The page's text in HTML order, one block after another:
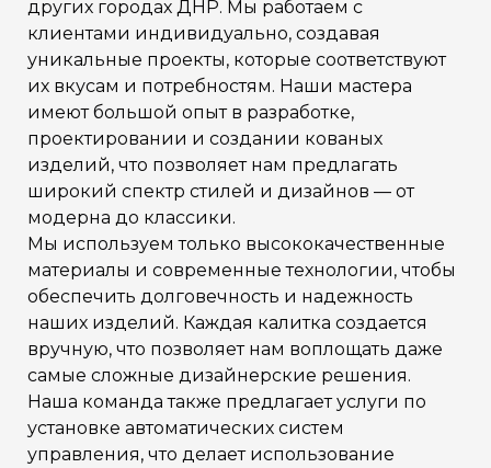
других городах ДНР. Мы работаем с
клиентами индивидуально, создавая
уникальные проекты, которые соответствуют
их вкусам и потребностям. Наши мастера
имеют большой опыт в разработке,
проектировании и создании кованых
изделий, что позволяет нам предлагать
широкий спектр стилей и дизайнов — от
модерна до классики.
Мы используем только высококачественные
материалы и современные технологии, чтобы
обеспечить долговечность и надежность
наших изделий. Каждая калитка создается
вручную, что позволяет нам воплощать даже
самые сложные дизайнерские решения.
Наша команда также предлагает услуги по
установке автоматических систем
управления, что делает использование